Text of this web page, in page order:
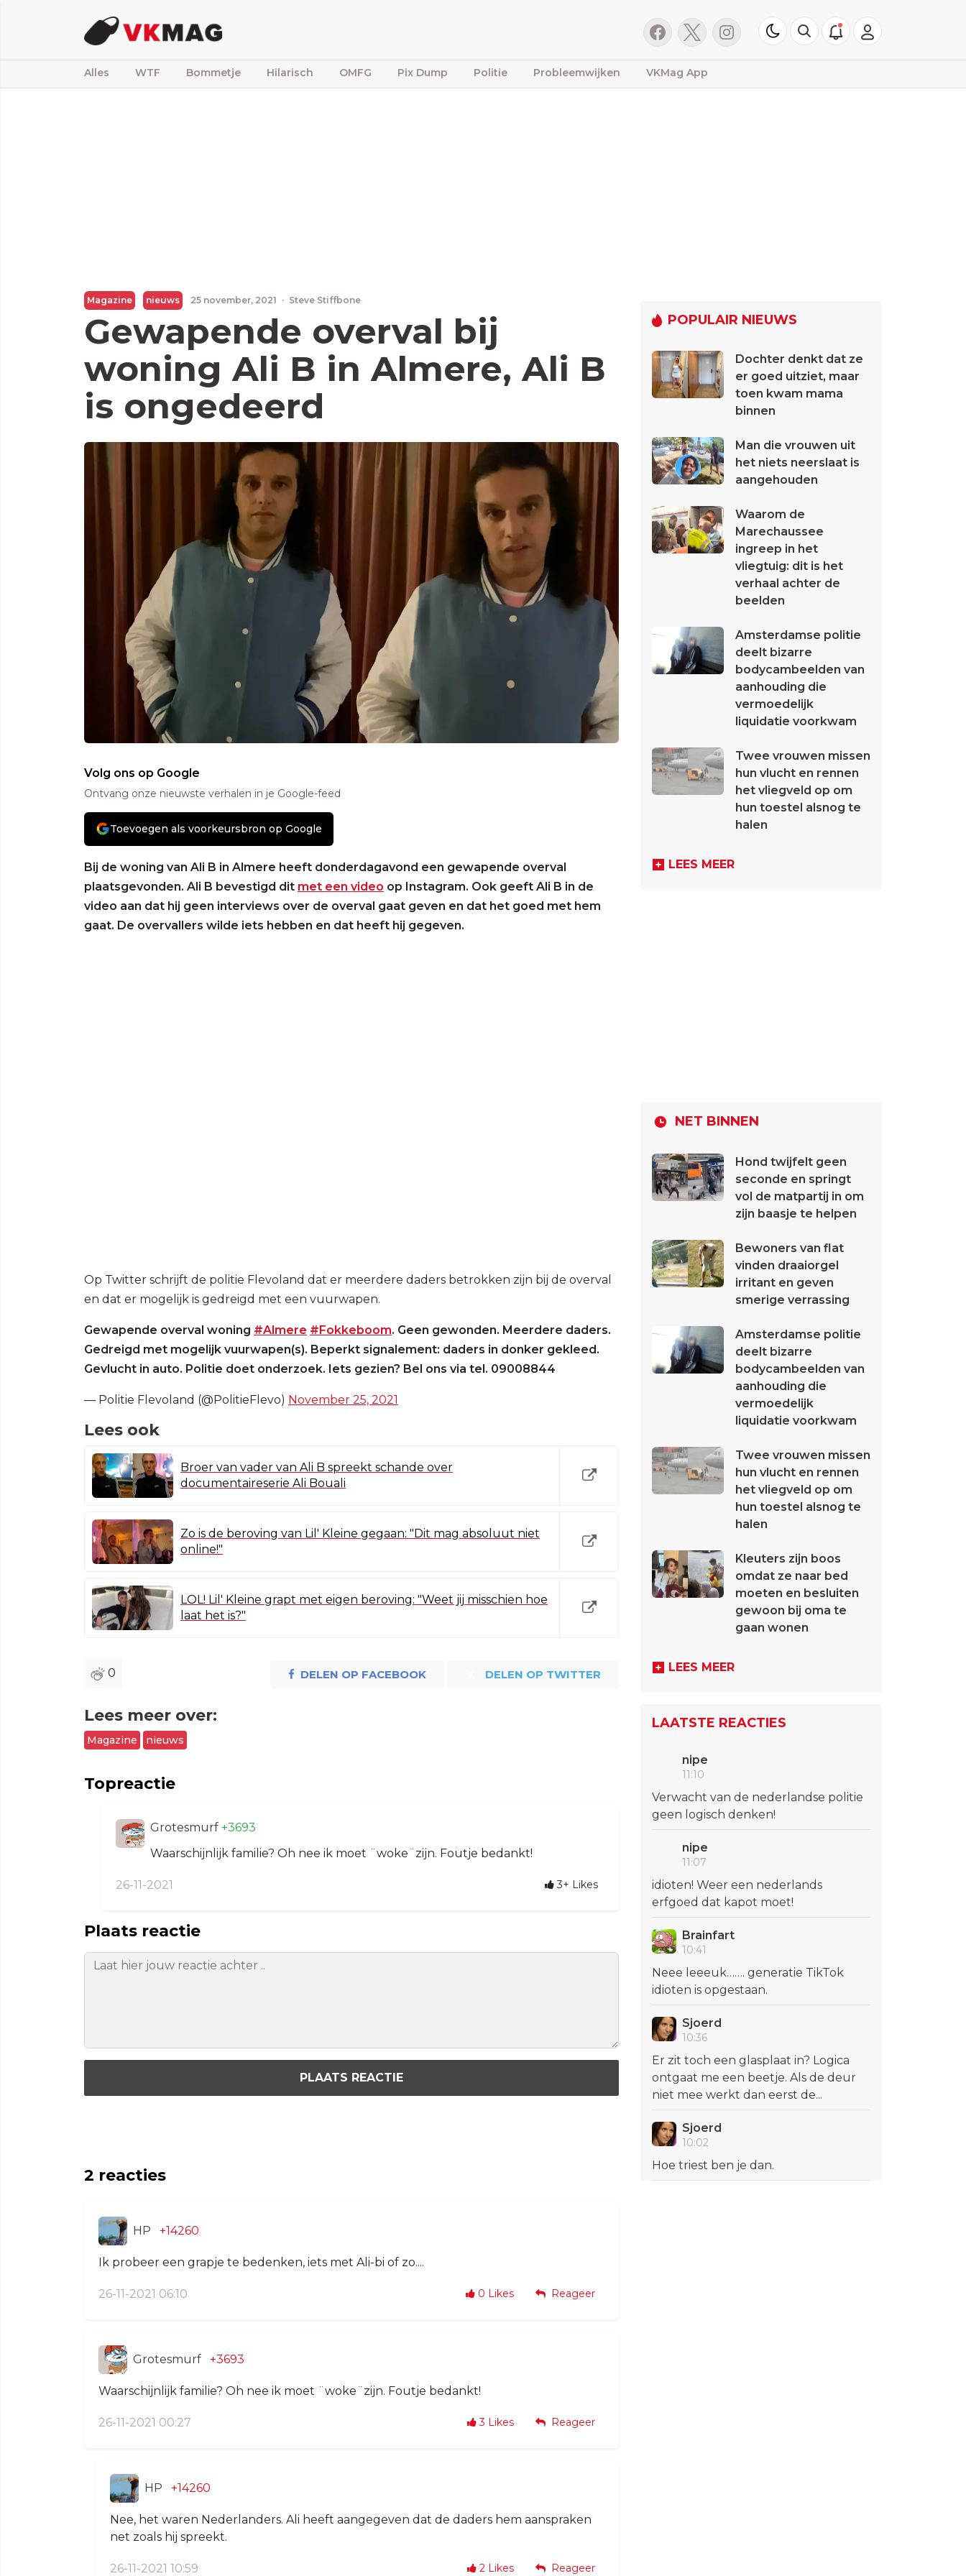
Alles WTF Bommetje Hilarisch OMFG Pix Dump Politie Probleemwijken VKMag App
Magazine nieuws 25 november, 2021 · Steve Stiffbone
Gewapende overval bij
woning Ali B in Almere, Ali B
is ongedeerd
Volg ons op Google
Ontvang onze nieuwste verhalen in je Google-feed
Toevoegen als voorkeursbron op Google
Bij de woning van Ali B in Almere heeft donderdagavond een gewapende overval
plaatsgevonden. Ali B bevestigd dit met een video op Instagram. Ook geeft Ali B in de
video aan dat hij geen interviews over de overval gaat geven en dat het goed met hem
gaat. De overvallers wilde iets hebben en dat heeft hij gegeven.
Op Twitter schrijft de politie Flevoland dat er meerdere daders betrokken zijn bij de overval
en dat er mogelijk is gedreigd met een vuurwapen.
Gewapende overval woning #Almere #Fokkeboom. Geen gewonden. Meerdere daders.
Gedreigd met mogelijk vuurwapen(s). Beperkt signalement: daders in donker gekleed.
Gevlucht in auto. Politie doet onderzoek. Iets gezien? Bel ons via tel. 09008844
— Politie Flevoland (@PolitieFlevo) November 25, 2021
Lees ook
Broer van vader van Ali B spreekt schande over
documentaireserie Ali Bouali
Zo is de beroving van Lil' Kleine gegaan: "Dit mag absoluut niet
online!"
LOL! Lil' Kleine grapt met eigen beroving: "Weet jij misschien hoe
laat het is?"
0 DELEN OP FACEBOOK DELEN OP TWITTER
Lees meer over:
Magazine nieuws
Topreactie
Grotesmurf +3693
Waarschijnlijk familie? Oh nee ik moet ¨woke¨zijn. Foutje bedankt!
26-11-2021 3+ Likes
Plaats reactie
PLAATS REACTIE
2 reacties
HP +14260
Ik probeer een grapje te bedenken, iets met Ali-bi of zo....
26-11-2021 06:10 0 Likes Reageer
Grotesmurf +3693
Waarschijnlijk familie? Oh nee ik moet ¨woke¨zijn. Foutje bedankt!
26-11-2021 00:27 3 Likes Reageer
HP +14260
Nee, het waren Nederlanders. Ali heeft aangegeven dat de daders hem aanspraken
net zoals hij spreekt.
26-11-2021 10:59 2 Likes Reageer
POPULAIR NIEUWS
Dochter denkt dat ze
er goed uitziet, maar
toen kwam mama
binnen
Man die vrouwen uit
het niets neerslaat is
aangehouden
Waarom de
Marechaussee
ingreep in het
vliegtuig: dit is het
verhaal achter de
beelden
Amsterdamse politie
deelt bizarre
bodycambeelden van
aanhouding die
vermoedelijk
liquidatie voorkwam
Twee vrouwen missen
hun vlucht en rennen
het vliegveld op om
hun toestel alsnog te
halen
LEES MEER
NET BINNEN
Hond twijfelt geen
seconde en springt
vol de matpartij in om
zijn baasje te helpen
Bewoners van flat
vinden draaiorgel
irritant en geven
smerige verrassing
Amsterdamse politie
deelt bizarre
bodycambeelden van
aanhouding die
vermoedelijk
liquidatie voorkwam
Twee vrouwen missen
hun vlucht en rennen
het vliegveld op om
hun toestel alsnog te
halen
Kleuters zijn boos
omdat ze naar bed
moeten en besluiten
gewoon bij oma te
gaan wonen
LEES MEER
LAATSTE REACTIES
nipe
11:10
Verwacht van de nederlandse politie
geen logisch denken!
nipe
11:07
idioten! Weer een nederlands
erfgoed dat kapot moet!
Brainfart
10:41
Neee leeeuk……. generatie TikTok
idioten is opgestaan.
Sjoerd
10:36
Er zit toch een glasplaat in? Logica
ontgaat me een beetje. Als de deur
niet mee werkt dan eerst de...
Sjoerd
10:02
Hoe triest ben je dan.